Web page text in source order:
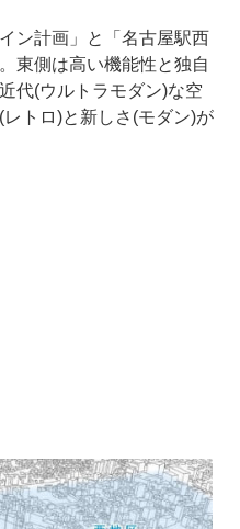
ン計画」と「名古屋駅西
東側は高い機能性と独自
代(ウルトラモダン)な空
トロ)と新しさ(モダン)が